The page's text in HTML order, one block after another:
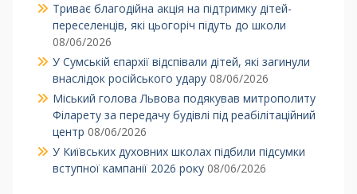
Триває благодійна акція на підтримку дітей-
переселенців, які цьогоріч підуть до школи
08/06/2026
У Сумській єпархії відспівали дітей, які загинули
внаслідок російського удару 08/06/2026
Міський голова Львова подякував митрополиту
Філарету за передачу будівлі під реабілітаційний
центр 08/06/2026
У Київських духовних школах підбили підсумки
вступної кампанії 2026 року 08/06/2026